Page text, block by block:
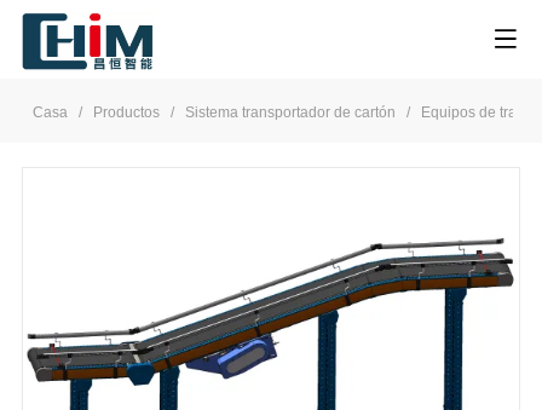
Casa / Productos / Sistema transportador de cartón / Equipos de